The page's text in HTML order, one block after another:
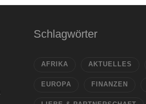
Schlagwörter
AFRIKA AKTUELLES
EUROPA FINANZEN